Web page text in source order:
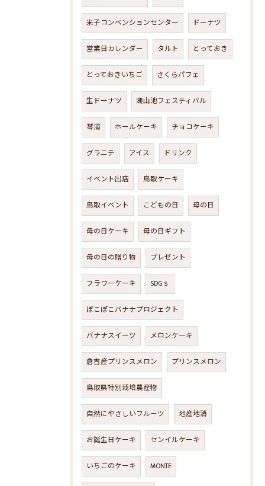
米子コンベンションセンター ドーナツ
営業日カレンダー タルト とっておき
とっておきいちご さくらパフェ
生ドーナツ 湖山池フェスティバル
琴浦 ホールケーキ チョコケーキ
グラニテ アイス ドリンク
イベント出店 鳥取ケーキ
鳥取イベント こどもの日 母の日
母の日ケーキ 母の日ギフト
母の日の贈り物 プレゼント
フラワーケーキ SDGｓ
ぽこぽこバナナプロジェクト
バナナスイーツ メロンケーキ
倉吉産プリンスメロン プリンスメロン
鳥取県特別栽培農産物
自然にやさしいフルーツ 地産地消
お誕生日ケーキ センイルケーキ
いちごのケーキ MONTE